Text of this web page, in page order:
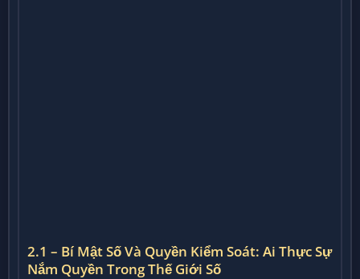
2.1 – Bí Mật Số Và Quyền Kiểm Soát: Ai Thực Sự
Nắm Quyền Trong Thế Giới Số